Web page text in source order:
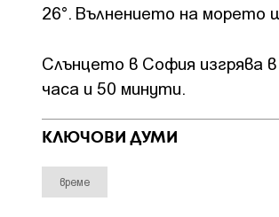
26°. Вълнението на морето
Слънцето в София изгрява
часа и 50 минути.
КЛЮЧОВИ ДУМИ
време